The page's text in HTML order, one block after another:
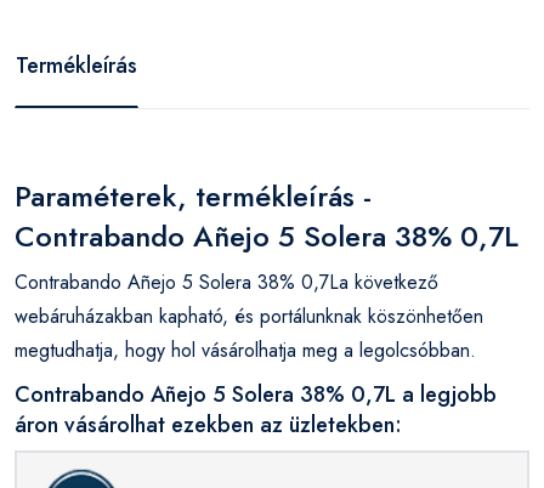
Termékleírás
Paraméterek, termékleírás -
Contrabando Añejo 5 Solera 38% 0,7L
Contrabando Añejo 5 Solera 38% 0,7La következő
webáruházakban kapható, és portálunknak köszönhetően
megtudhatja, hogy hol vásárolhatja meg a legolcsóbban.
Contrabando Añejo 5 Solera 38% 0,7L a legjobb
áron vásárolhat ezekben az üzletekben: